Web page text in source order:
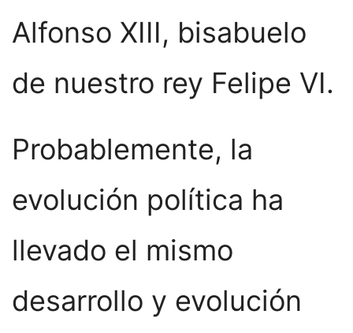
Alfonso XIII, bisabuelo
de nuestro rey Felipe VI.
Probablemente, la
evolución política ha
llevado el mismo
desarrollo y evolución